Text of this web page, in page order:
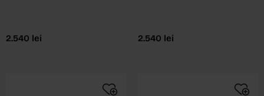
2.540 lei 2.540 lei